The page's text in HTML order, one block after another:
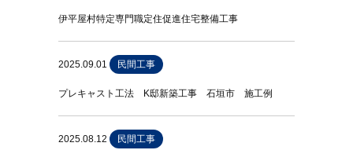
伊平屋村特定専門職定住促進住宅整備工事
2025.09.01 民間工事
プレキャスト工法 K邸新築工事 石垣市 施工例
2025.08.12 民間工事